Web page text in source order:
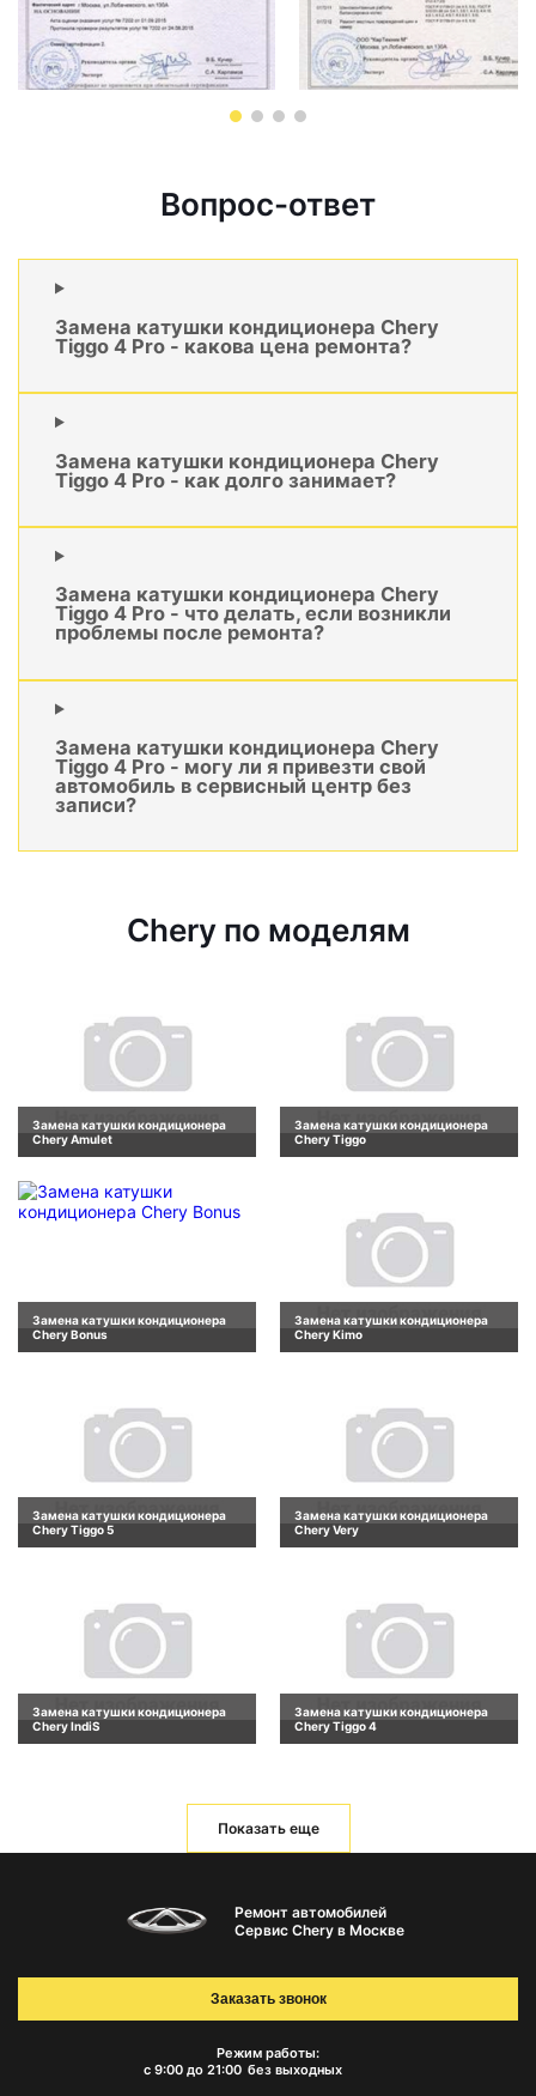
Вопрос-ответ
Замена катушки кондиционера Chery
Tiggo 4 Pro - какова цена ремонта?
Замена катушки кондиционера Chery
Tiggo 4 Pro - как долго занимает?
Замена катушки кондиционера Chery
Tiggo 4 Pro - что делать, если возникли
проблемы после ремонта?
Замена катушки кондиционера Chery
Tiggo 4 Pro - могу ли я привезти свой
автомобиль в сервисный центр без
записи?
Chery по моделям
Замена катушки кондиционера
Chery Amulet
Замена катушки кондиционера
Chery Tiggo
Замена катушки кондиционера
Chery Bonus
Замена катушки кондиционера
Chery Kimo
Замена катушки кондиционера
Chery Tiggo 5
Замена катушки кондиционера
Chery Very
Замена катушки кондиционера
Chery IndiS
Замена катушки кондиционера
Chery Tiggo 4
Показать еще
Ремонт автомобилей
Сервис Chery в Москве
Режим работы:
с 9:00 до 21:00 без выходных
Заказать звонок